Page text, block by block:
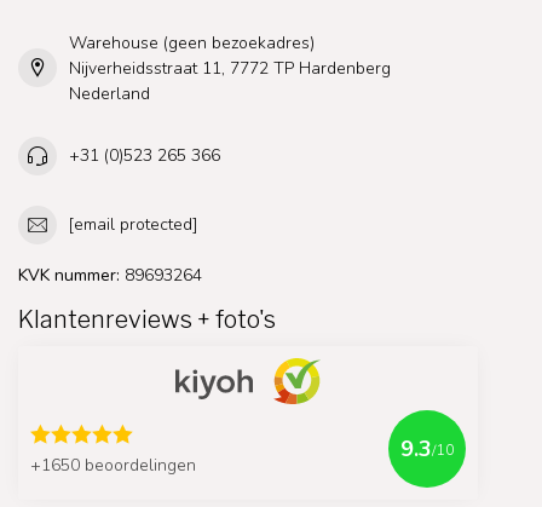
Warehouse (geen bezoekadres)
Nijverheidsstraat 11, 7772 TP Hardenberg
Nederland
+31 (0)523 265 366
[email protected]
KVK nummer: 89693264
Klantenreviews + foto's
+1650 beoordelingen
9.3/10